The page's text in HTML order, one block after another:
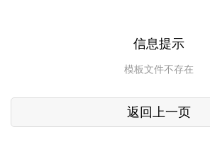
信息提示
模板文件不存在
返回上一页